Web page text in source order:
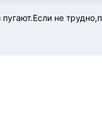
не